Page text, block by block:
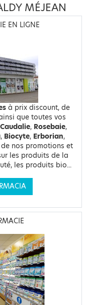
MÉJEAN
EN LIGNE
à prix discount, de
que toutes vos
Caudalie, Rosebaie,
, Biocyte, Erborian,
de nos promotions et
les produits de la
les produits bio...